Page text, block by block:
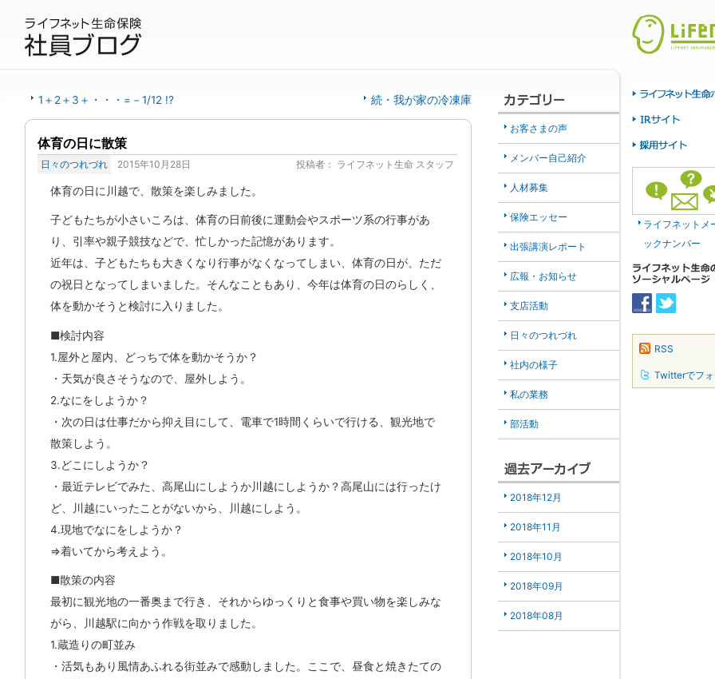
1＋2＋3＋・・・=－1/12 !? 続・我が家の冷凍庫
体育の日に散策
日々のつれづれ 2015年10月28日 投稿者： ライフネット生命 スタッフ
体育の日に川越で、散策を楽しみました。
子どもたちが小さいころは、体育の日前後に運動会やスポーツ系の行事があ
り、引率や親子競技などで、忙しかった記憶があります。
近年は、子どもたちも大きくなり行事がなくなってしまい、体育の日が、ただ
の祝日となってしまいました。そんなこともあり、今年は体育の日のらしく、
体を動かそうと検討に入りました。
■検討内容
1.屋外と屋内、どっちで体を動かそうか？
・天気が良さそうなので、屋外しよう。
2.なにをしようか？
・次の日は仕事だから抑え目にして、電車で1時間くらいで行ける、観光地で
散策しよう。
3.どこにしようか？
・最近テレビでみた、高尾山にしようか川越にしようか？高尾山には行ったけ
ど、川越にいったことがないから、川越にしよう。
4.現地でなにをしようか？
⇒着いてから考えよう。
■散策の内容
最初に観光地の一番奥まで行き、それからゆっくりと食事や買い物を楽しみな
がら、川越駅に向かう作戦を取りました。
1.蔵造りの町並み
・活気もあり風情あふれる街並みで感動しました。ここで、昼食と焼きたての
お客さまの声
メンバー自己紹介
人材募集
保険エッセー
出張講演レポート
広報・お知らせ
支店活動
日々のつれづれ
社内の様子
私の業務
部活動
2018年12月
2018年11月
2018年10月
2018年09月
2018年08月
ライフネットメ
ックナンバー
RSS
Twitterでフ